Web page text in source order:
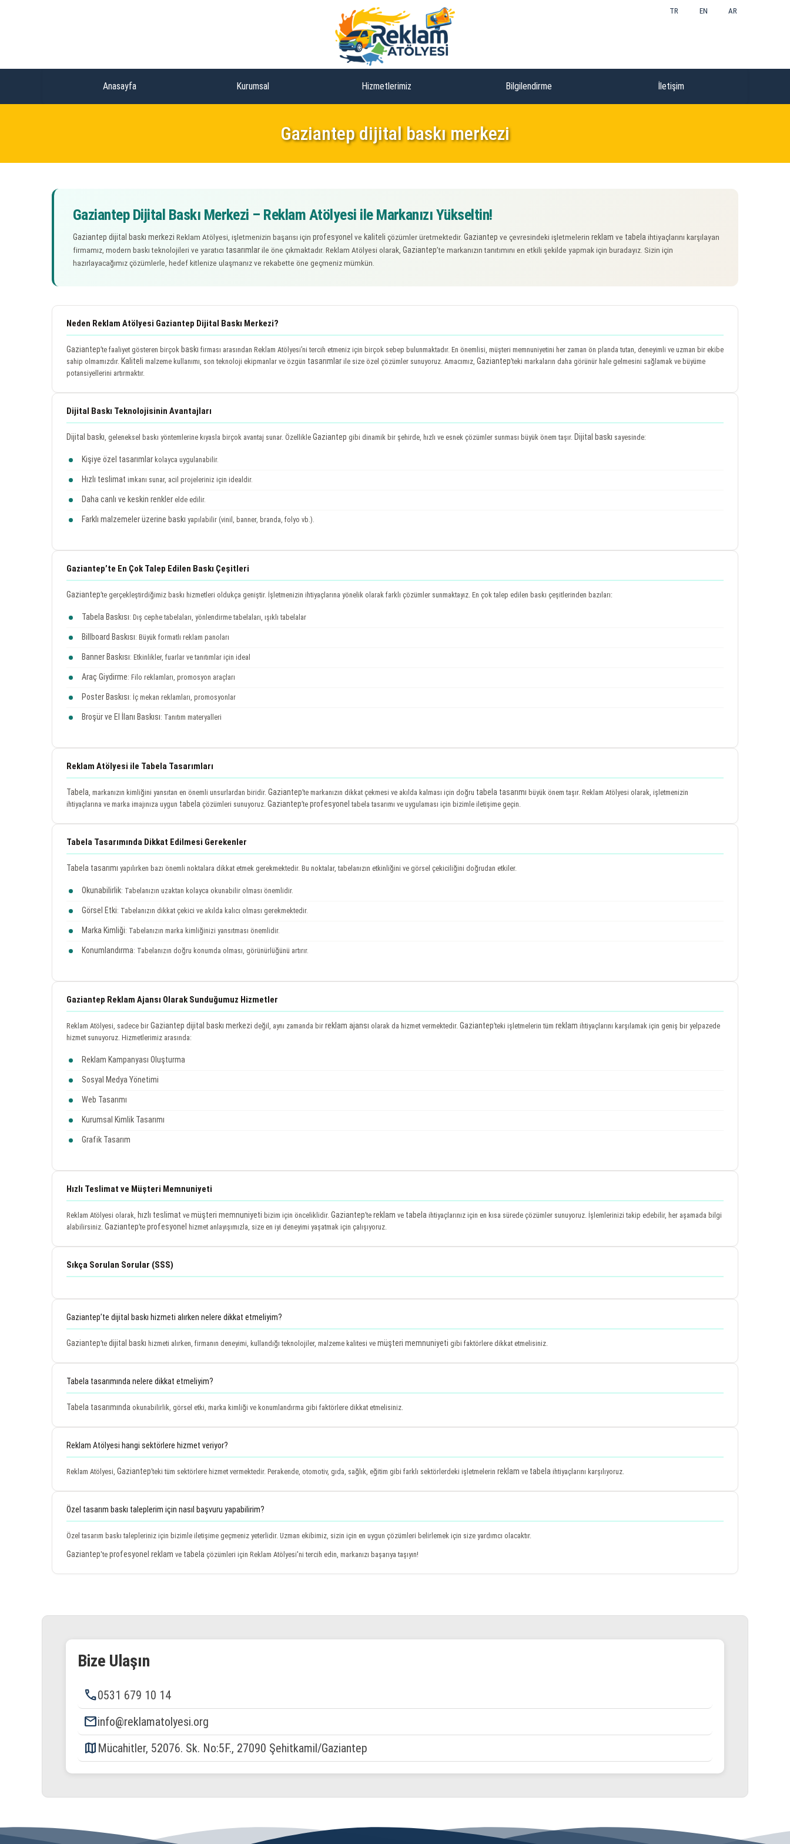
TR EN AR
Anasayfa Kurumsal Hizmetlerimiz Bilgilendirme İletişim
Gaziantep dijital baskı merkezi
Gaziantep Dijital Baskı Merkezi – Reklam Atölyesi ile Markanızı Yükseltin!
Gaziantep dijital baskı merkezi Reklam Atölyesi, işletmenizin başarısı için profesyonel ve kaliteli çözümler üretmektedir. Gaziantep ve çevresindeki işletmelerin reklam ve tabela ihtiyaçlarını karşılayan
firmamız, modern baskı teknolojileri ve yaratıcı tasarımlar ile öne çıkmaktadır. Reklam Atölyesi olarak, Gaziantep’te markanızın tanıtımını en etkili şekilde yapmak için buradayız. Sizin için
hazırlayacağımız çözümlerle, hedef kitlenize ulaşmanız ve rekabette öne geçmeniz mümkün.
Neden Reklam Atölyesi Gaziantep Dijital Baskı Merkezi?
Gaziantep’te faaliyet gösteren birçok baskı firması arasından Reklam Atölyesi’ni tercih etmeniz için birçok sebep bulunmaktadır. En önemlisi, müşteri memnuniyetini her zaman ön planda tutan, deneyimli ve uzman bir ekibe
sahip olmamızdır. Kaliteli malzeme kullanımı, son teknoloji ekipmanlar ve özgün tasarımlar ile size özel çözümler sunuyoruz. Amacımız, Gaziantep’teki markaların daha görünür hale gelmesini sağlamak ve büyüme
potansiyellerini artırmaktır.
Dijital Baskı Teknolojisinin Avantajları
Dijital baskı , geleneksel baskı yöntemlerine kıyasla birçok avantaj sunar. Özellikle Gaziantep gibi dinamik bir şehirde, hızlı ve esnek çözümler sunması büyük önem taşır. Dijital baskı sayesinde:
Kişiye özel tasarımlar kolayca uygulanabilir.
Hızlı teslimat imkanı sunar, acil projeleriniz için idealdir.
Daha canlı ve keskin renkler elde edilir.
Farklı malzemeler üzerine baskı yapılabilir (vinil, banner, branda, folyo vb.).
Gaziantep’te En Çok Talep Edilen Baskı Çeşitleri
Gaziantep’te gerçekleştirdiğimiz baskı hizmetleri oldukça geniştir. İşletmenizin ihtiyaçlarına yönelik olarak farklı çözümler sunmaktayız. En çok talep edilen baskı çeşitlerinden bazıları:
Tabela Baskısı: Dış cephe tabelaları, yönlendirme tabelaları, ışıklı tabelalar
Billboard Baskısı: Büyük formatlı reklam panoları
Banner Baskısı: Etkinlikler, fuarlar ve tanıtımlar için ideal
Araç Giydirme: Filo reklamları, promosyon araçları
Poster Baskısı: İç mekan reklamları, promosyonlar
Broşür ve El İlanı Baskısı: Tanıtım materyalleri
Reklam Atölyesi ile Tabela Tasarımları
Tabela , markanızın kimliğini yansıtan en önemli unsurlardan biridir. Gaziantep’te markanızın dikkat çekmesi ve akılda kalması için doğru tabela tasarımı büyük önem taşır. Reklam Atölyesi olarak, işletmenizin
ihtiyaçlarına ve marka imajınıza uygun tabela çözümleri sunuyoruz. Gaziantep’te profesyonel tabela tasarımı ve uygulaması için bizimle iletişime geçin.
Tabela Tasarımında Dikkat Edilmesi Gerekenler
Tabela tasarımı yapılırken bazı önemli noktalara dikkat etmek gerekmektedir. Bu noktalar, tabelanızın etkinliğini ve görsel çekiciliğini doğrudan etkiler.
Okunabilirlik: Tabelanızın uzaktan kolayca okunabilir olması önemlidir.
Görsel Etki: Tabelanızın dikkat çekici ve akılda kalıcı olması gerekmektedir.
Marka Kimliği: Tabelanızın marka kimliğinizi yansıtması önemlidir.
Konumlandırma: Tabelanızın doğru konumda olması, görünürlüğünü artırır.
Gaziantep Reklam Ajansı Olarak Sunduğumuz Hizmetler
Reklam Atölyesi, sadece bir Gaziantep dijital baskı merkezi değil, aynı zamanda bir reklam ajansı olarak da hizmet vermektedir. Gaziantep’teki işletmelerin tüm reklam ihtiyaçlarını karşılamak için geniş bir yelpazede
hizmet sunuyoruz. Hizmetlerimiz arasında:
Reklam Kampanyası Oluşturma
Sosyal Medya Yönetimi
Web Tasarımı
Kurumsal Kimlik Tasarımı
Grafik Tasarım
Hızlı Teslimat ve Müşteri Memnuniyeti
Reklam Atölyesi olarak, hızlı teslimat ve müşteri memnuniyeti bizim için önceliklidir. Gaziantep’te reklam ve tabela ihtiyaçlarınız için en kısa sürede çözümler sunuyoruz. İşlemlerinizi takip edebilir, her aşamada bilgi
alabilirsiniz. Gaziantep’te profesyonel hizmet anlayışımızla, size en iyi deneyimi yaşatmak için çalışıyoruz.
Sıkça Sorulan Sorular (SSS)
Gaziantep’te dijital baskı hizmeti alırken nelere dikkat etmeliyim?
Gaziantep’te dijital baskı hizmeti alırken, firmanın deneyimi, kullandığı teknolojiler, malzeme kalitesi ve müşteri memnuniyeti gibi faktörlere dikkat etmelisiniz.
Tabela tasarımında nelere dikkat etmeliyim?
Tabela tasarımında okunabilirlik, görsel etki, marka kimliği ve konumlandırma gibi faktörlere dikkat etmelisiniz.
Reklam Atölyesi hangi sektörlere hizmet veriyor?
Reklam Atölyesi, Gaziantep’teki tüm sektörlere hizmet vermektedir. Perakende, otomotiv, gıda, sağlık, eğitim gibi farklı sektörlerdeki işletmelerin reklam ve tabela ihtiyaçlarını karşılıyoruz.
Özel tasarım baskı taleplerim için nasıl başvuru yapabilirim?
Özel tasarım baskı talepleriniz için bizimle iletişime geçmeniz yeterlidir. Uzman ekibimiz, sizin için en uygun çözümleri belirlemek için size yardımcı olacaktır.
Gaziantep'te profesyonel reklam ve tabela çözümleri için Reklam Atölyesi'ni tercih edin, markanızı başarıya taşıyın!
Bize Ulaşın
phone0531 679 10 14
emailinfo@reklamatolyesi.org
map Mücahitler, 52076. Sk. No:5F., 27090 Şehitkamil/Gaziantep